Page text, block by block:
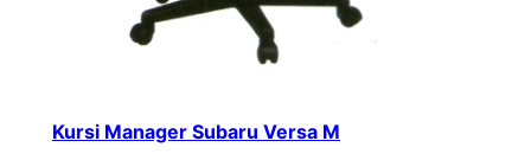
Kursi Manager Subaru Versa M